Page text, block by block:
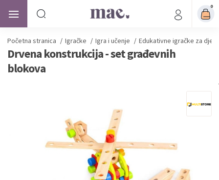
0
Početna stranica / Igračke / Igra i učenje / Edukativne igračke za
Drvena konstrukcija - set građevnih
blokova